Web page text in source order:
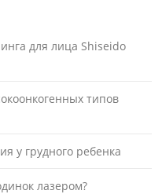
для лица Shiseido
типов
у грудного ребенка
лазером?